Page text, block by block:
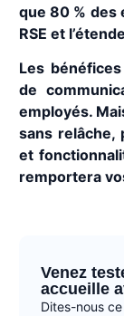
que 80 % des
RSE et
Les
de
employés.
sans relâche,
et
remportera
Venez
accueille
Dites-nous